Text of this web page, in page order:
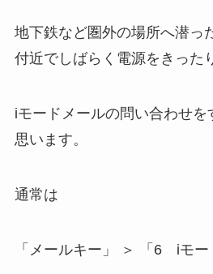
地下鉄など圏外の場所へ潜っ
付近でしばらく電源をきった
iモードメールの問い合わせを
思います。
通常は
「メールキー」 ＞ 「6 iモー